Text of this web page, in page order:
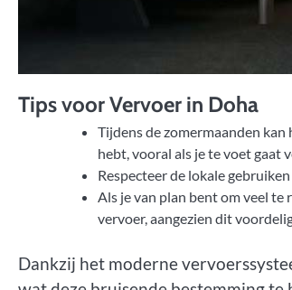
Tips voor Vervoer in Doha
Tijdens de zomermaanden
hebt, vooral als je te voet gaat
Respecteer de lokale
Als je van plan bent om veel
vervoer, aangezien dit
Dankzij het moderne